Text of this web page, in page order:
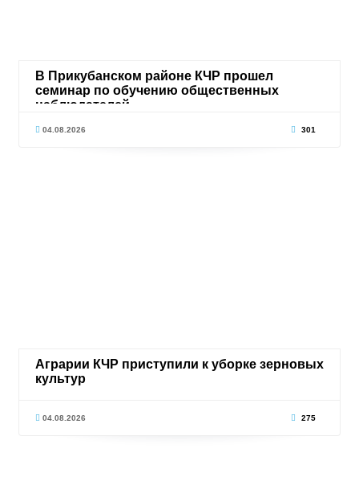
В Прикубанском районе КЧР прошел
семинар по обучению общественных
наблюдателей
04.08.2026 301
Аграрии КЧР приступили к уборке зерновых
культур
04.08.2026 275